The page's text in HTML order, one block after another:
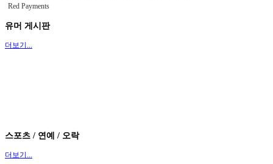
Red Payments
Wellness Lecture By Dr. Alla Arutcheva
유머 게시판
더보기...
스포츠 / 연예 / 오락
더보기...